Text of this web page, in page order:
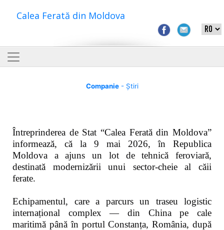
Calea Ferată din Moldova
Companie- Știri
Întreprinderea de Stat “Calea Ferată din Moldova”
informează, că la 9 mai 2026, în Republica
Moldova a ajuns un lot de tehnică feroviară,
destinată modernizării unui sector-cheie al căii
ferate.
Echipamentul, care a parcurs un traseu logistic
internațional complex — din China pe cale
maritimă până în portul Constanța, România, după